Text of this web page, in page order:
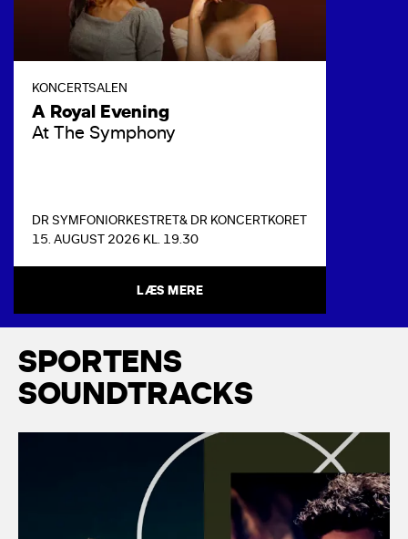
KONCERTSALEN
A Royal Evening
At The Symphony
DR SYMFONIORKESTRET& DR KONCERTKORET
15. AUGUST 2026 KL. 19.30
LÆS MERE
SPORTENS
SOUNDTRACKS